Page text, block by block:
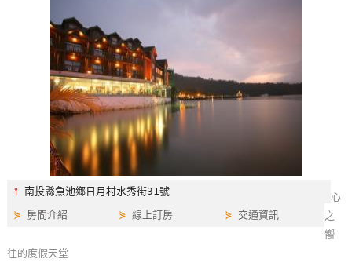
紅
你
⫯南投縣魚池鄉日月村水秀街31號
⋟ 房間介紹 ⋟線上訂房 ⋟ 交通資訊
心
之
嚮
往的度假天堂